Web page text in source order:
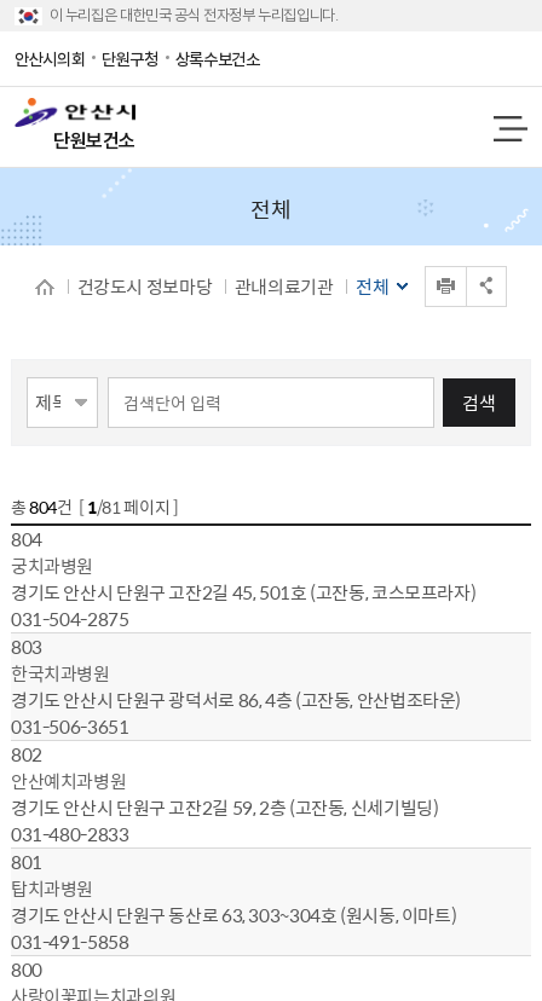
이 누리집은 대한민국 공식 전자정부 누리집입니다.
안산시의회 단원구청 상록수보건소
단원보건소
전체
건강도시 정보마당 관내의료기관 전체
검색
총804건 [1/81 페이지 ]
804
궁치과병원
경기도 안산시 단원구 고잔2길 45, 501호 (고잔동, 코스모프라자)
031-504-2875
803
한국치과병원
경기도 안산시 단원구 광덕서로 86, 4층 (고잔동, 안산법조타운)
031-506-3651
802
안산예치과병원
경기도 안산시 단원구 고잔2길 59, 2층 (고잔동, 신세기빌딩)
031-480-2833
801
탑치과병원
경기도 안산시 단원구 동산로 63, 303~304호 (원시동, 이마트)
031-491-5858
800